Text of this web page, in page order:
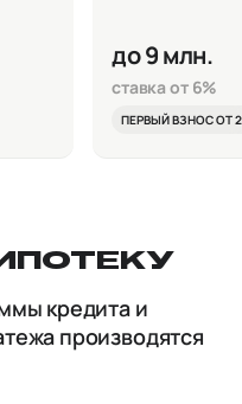
до 9 млн.
ставка от 6%
ПЕРВЫЙ ВЗНОС ОТ
кредита и
производятся